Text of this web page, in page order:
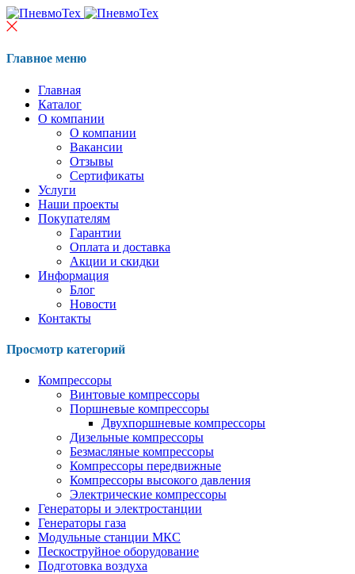
Главное меню
Главная
Каталог
О компании
О компании
Вакансии
Отзывы
Сертификаты
Услуги
Наши проекты
Покупателям
Гарантии
Оплата и доставка
Акции и скидки
Информация
Блог
Новости
Контакты
Просмотр категорий
Компрессоры
Винтовые компрессоры
Поршневые компрессоры
Двухпоршневые компрессоры
Дизельные компрессоры
Безмасляные компрессоры
Компрессоры передвижные
Компрессоры высокого давления
Электрические компрессоры
Генераторы и электростанции
Генераторы газа
Модульные станции МКС
Пескоструйное оборудование
Подготовка воздуха